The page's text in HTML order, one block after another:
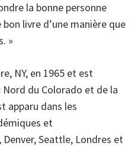
la bonne personne
livre d’une manière que
»
NY, en 1965 et est
du Colorado et de la
apparu dans les
et
Seattle, Londres et